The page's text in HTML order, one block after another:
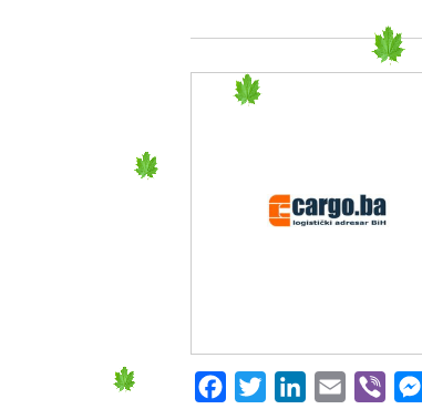
Facebook
Twitter LinkedIn
Email Viber